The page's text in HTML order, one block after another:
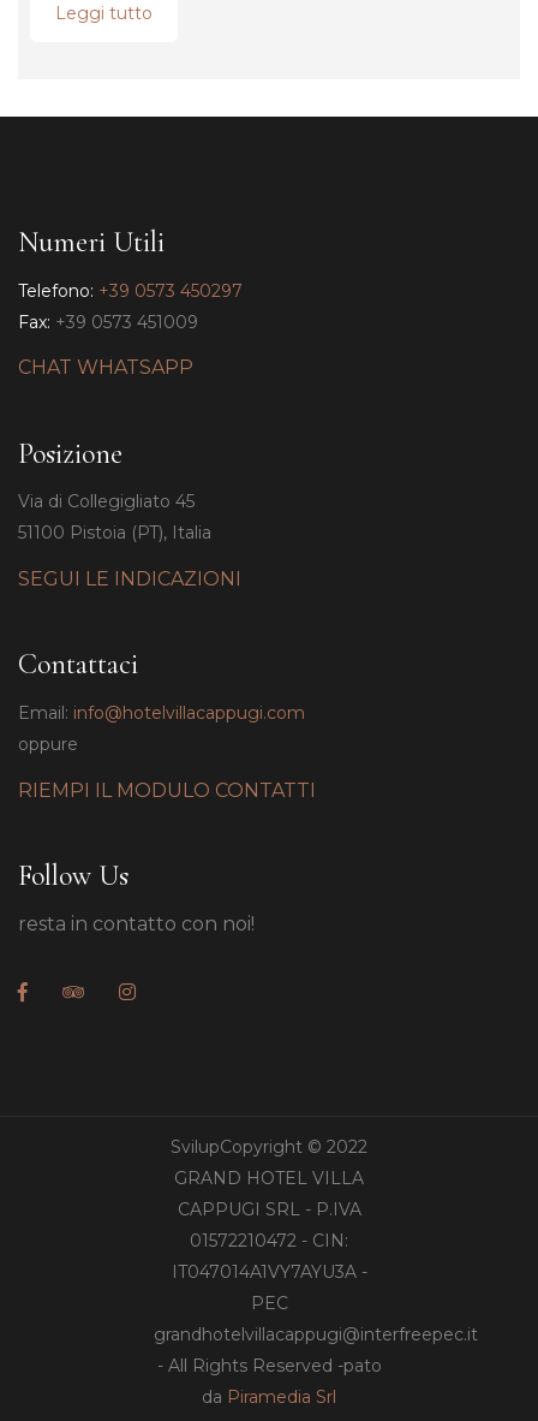
Leggi tutto
Numeri Utili
Telefono: +39 0573 450297
Fax: +39 0573 451009
CHAT WHATSAPP
Posizione
Via di Collegigliato 45
51100 Pistoia (PT), Italia
SEGUI LE INDICAZIONI
Contattaci
Email: info@hotelvillacappugi.com
oppure
RIEMPI IL MODULO CONTATTI
Follow Us
resta in contatto con noi!
SvilupCopyright © 2022
GRAND HOTEL VILLA
CAPPUGI SRL - P.IVA
01572210472 - CIN:
IT047014A1VY7AYU3A -
PEC
grandhotelvillacappugi@interfreepec.it
- All Rights Reserved -pato
da Piramedia Srl